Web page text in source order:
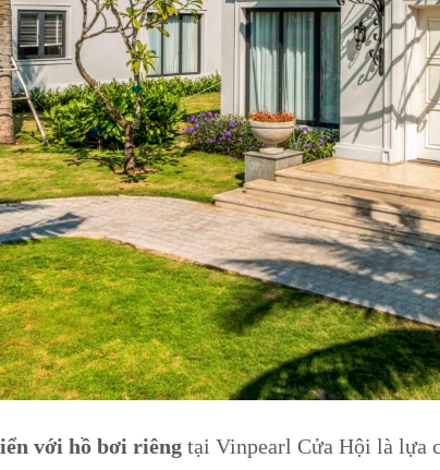
với hồ bơi riêng tại Vinpearl Cửa Hội là lựa